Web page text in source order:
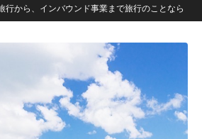
行から、インバウンド事業まで旅行のことなら